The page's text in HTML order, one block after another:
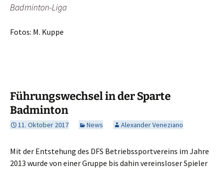
Badminton-Liga
Fotos: M. Kuppe
Führungswechsel in der Sparte
Badminton
11. Oktober 2017 News Alexander Veneziano
Mit der Entstehung des DFS Betriebssportvereins im Jahre
2013 wurde von einer Gruppe bis dahin vereinsloser Spieler